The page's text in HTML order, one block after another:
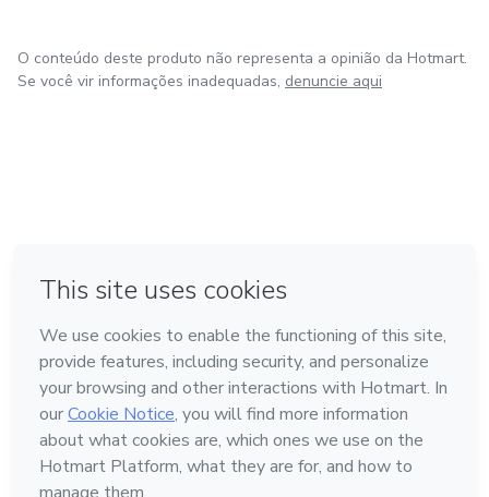
O conteúdo deste produto não representa a opinião da Hotmart.
Se você vir informações inadequadas, denuncie aqui
Feito com ❤ em Bogotá
Conheça a Hotmart
Idioma
Português